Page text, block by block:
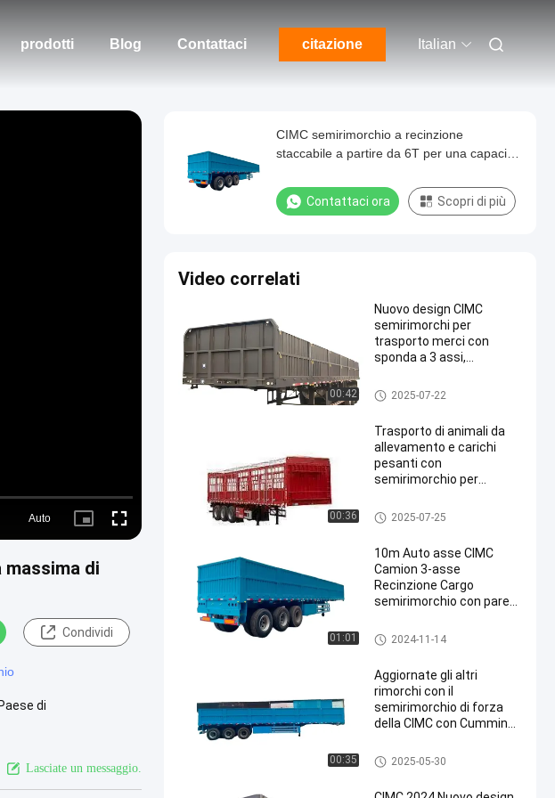
prodotti Blog Contattaci citazione Italian
Auto
Picture- Fullscreen
massima di
Condividi
di
Lasciate un messaggio.
CIMC semirimorchio a recinzione
staccabile a partire da 6T per una capacità
Contattaci ora Scopri di più
Video correlati
00:42
Nuovo design CIMC
semirimorchi per
trasporto merci con
sponda a 3 assi,
di 50 tonnellate e
materiale in acciaio
Recinto Semi Trailer
2025-07-22
00:36
Trasporto di animali da
allevamento e carichi
pesanti con
semirimorchio per
Recinto Semi Trailer
2025-07-25
01:01
10m Auto asse CIMC
Camion 3-asse
Recinzione Cargo
semirimorchio con parete
Recinto Semi Trailer
2024-11-14
00:35
Aggiornate gli altri
rimorchi con il
semirimorchio di forza
della CIMC con Cummins
Recinto Semi Trailer
2025-05-30